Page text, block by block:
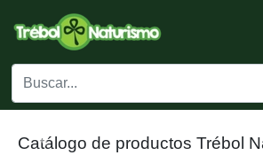
Anterior
Catálogo de productos Trébol